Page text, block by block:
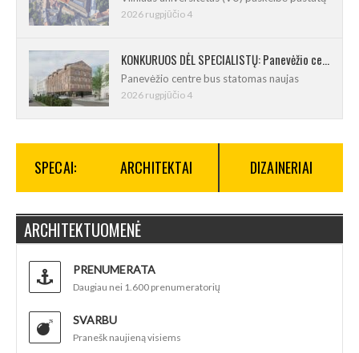
2026 rugpjūčio 4
KONKURUOS DĖL SPECIALISTŲ: Panevėžio centre iškils naujas 21 būsto namas
Panevėžio centre bus statomas naujas
2026 rugpjūčio 4
SPECAI: ARCHITEKTAI DIZAINERIAI
ARCHITEKTUOMENĖ
PRENUMERATA
Daugiau nei 1.600 prenumeratorių
SVARBU
Pranešk naujieną visiems